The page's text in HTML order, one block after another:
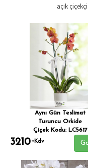
açık
Aynı Gün Teslimat
Turuncu Orkide
Çiçek Kodu: LC5617
3210+Kdv